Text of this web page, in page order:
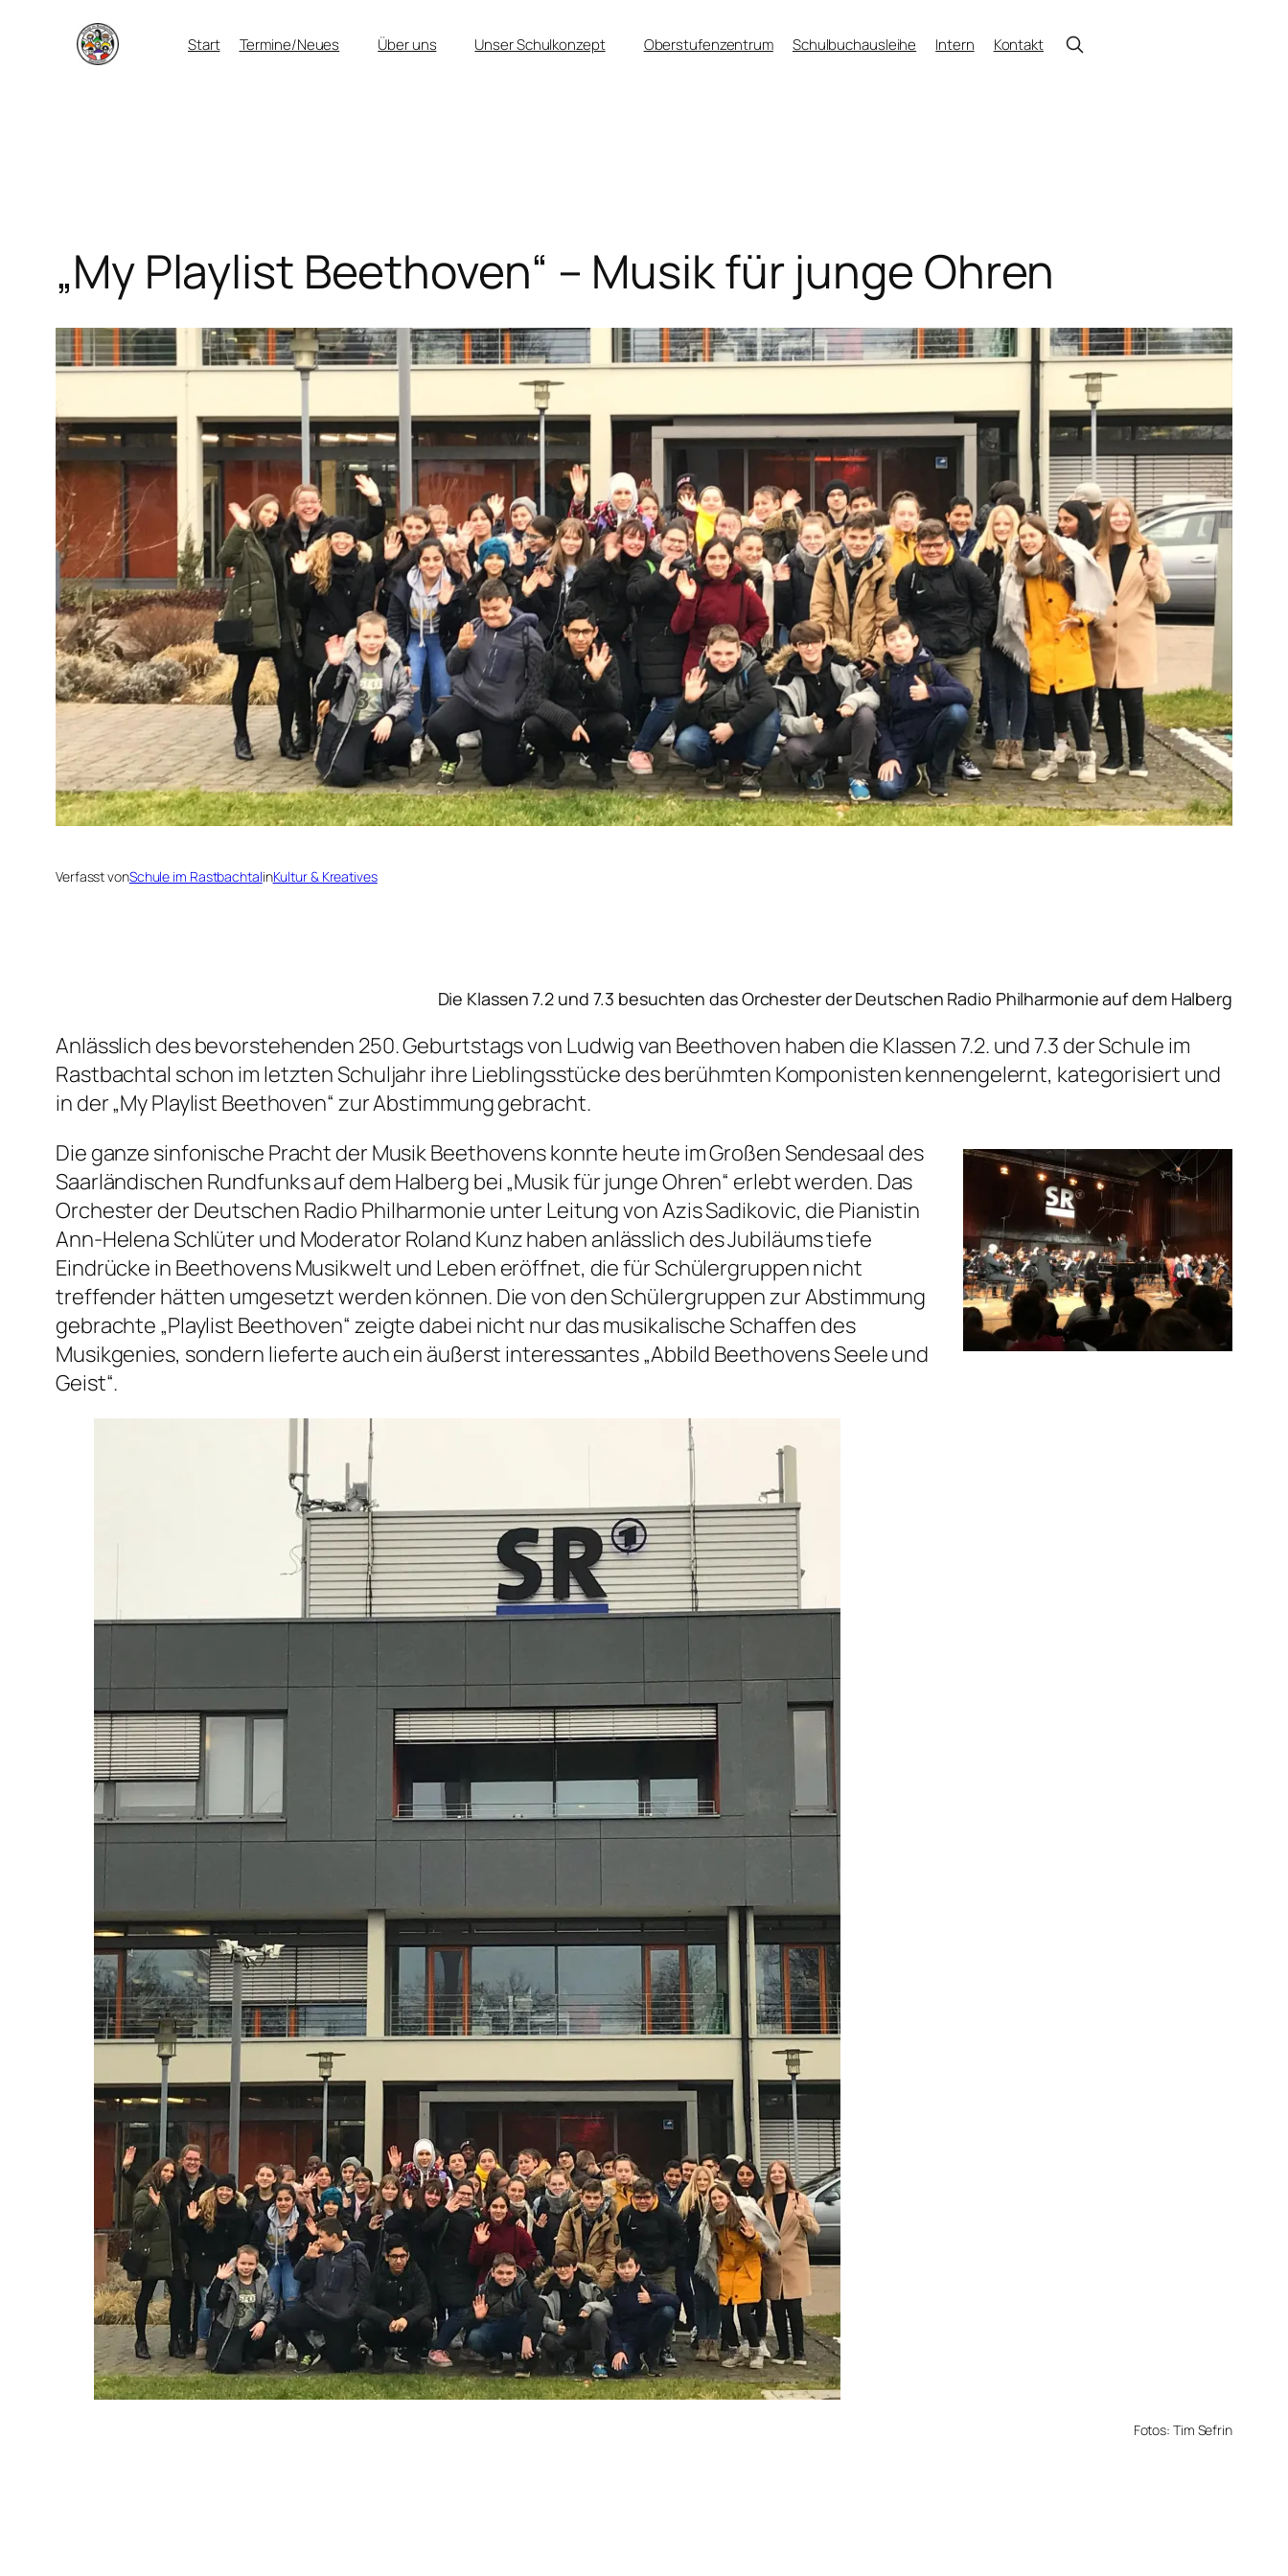
Start Termine/Neues Über uns Unser Schulkonzept Oberstufenzentrum Schulbuchausleihe Intern Kontakt
„My Playlist Beethoven“ – Musik für junge Ohren
Verfasst vonSchule im RastbachtalinKultur & Kreatives
Die Klassen 7.2 und 7.3 besuchten das Orchester der Deutschen Radio Philharmonie auf dem Halberg
Anlässlich des bevorstehenden 250. Geburtstags von Ludwig van Beethoven haben die Klassen 7.2. und 7.3 der Schule im
Rastbachtal schon im letzten Schuljahr ihre Lieblingsstücke des berühmten Komponisten kennengelernt, kategorisiert und
in der „My Playlist Beethoven“ zur Abstimmung gebracht.
Die ganze sinfonische Pracht der Musik Beethovens konnte heute im Großen Sendesaal des
Saarländischen Rundfunks auf dem Halberg bei „Musik für junge Ohren“ erlebt werden. Das
Orchester der Deutschen Radio Philharmonie unter Leitung von Azis Sadikovic, die Pianistin
Ann-Helena Schlüter und Moderator Roland Kunz haben anlässlich des Jubiläums tiefe
Eindrücke in Beethovens Musikwelt und Leben eröffnet, die für Schülergruppen nicht
treffender hätten umgesetzt werden können. Die von den Schülergruppen zur Abstimmung
gebrachte „Playlist Beethoven“ zeigte dabei nicht nur das musikalische Schaffen des
Musikgenies, sondern lieferte auch ein äußerst interessantes „Abbild Beethovens Seele und
Geist“.
Fotos: Tim Sefrin